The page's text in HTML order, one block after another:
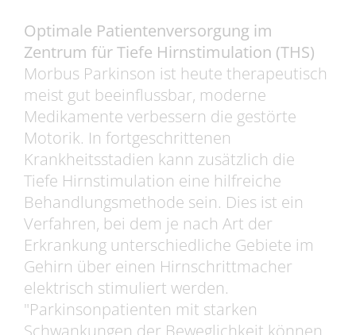
Optimale Patientenversorgung im
Zentrum für Tiefe Hirnstimulation (THS)
Morbus Parkinson ist heute therapeutisch
meist gut beeinflussbar, moderne
Medikamente verbessern die gestörte
Motorik. In fortgeschrittenen
Krankheitsstadien kann zusätzlich die
Tiefe Hirnstimulation eine hilfreiche
Behandlungsmethode sein. Dies ist ein
Verfahren, bei dem je nach Art der
Erkrankung unterschiedliche Gebiete im
Gehirn über einen Hirnschrittmacher
elektrisch stimuliert werden.
"Parkinsonpatienten mit starken
Schwankungen der Beweglichkeit können